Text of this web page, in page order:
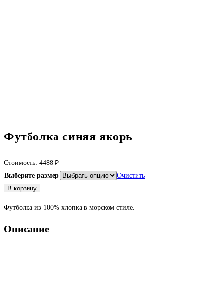
Футболка синяя якорь
Стоимость: 4488 ₽
Выберите размер
Очистить
Количество
Футболка
синяя
В корзину
Футболка из 100% хлопка в морском стиле.
Описание